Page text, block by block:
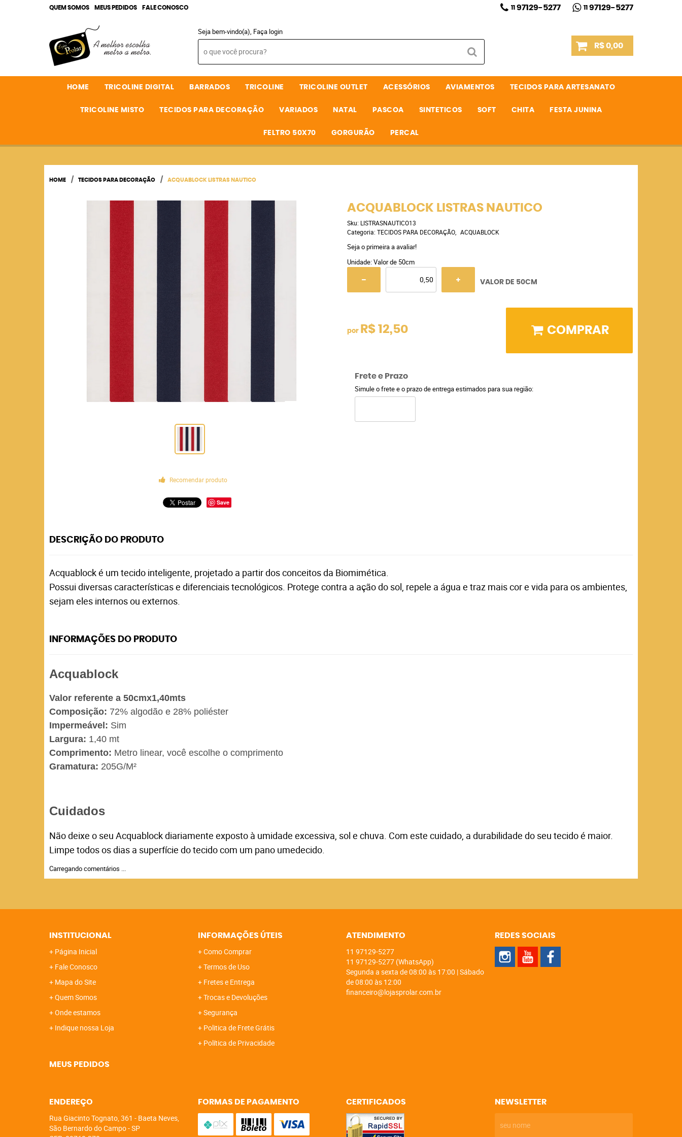
QUEM SOMOS MEUS PEDIDOS FALE CONOSCO 1197129-5277 1197129-5277
Seja bem-vindo(a), Faça login
R$ 0,00
HOME TRICOLINE DIGITAL BARRADOS TRICOLINE TRICOLINE OUTLET ACESSÓRIOS AVIAMENTOS TECIDOS PARA ARTESANATO
TRICOLINE MISTO TECIDOS PARA DECORAÇÃO VARIADOS NATAL PASCOA SINTETICOS SOFT CHITA FESTA JUNINA
FELTRO 50X70 GORGURÃO PERCAL
HOME TECIDOS PARA DECORAÇÃO ACQUABLOCK LISTRAS NAUTICO
Recomendar produto
Save
ACQUABLOCK LISTRAS NAUTICO
Sku: LISTRASNAUTICO13
Categoria: TECIDOS PARA DECORAÇÃO ACQUABLOCK
Seja o primeira a avaliar!
Unidade: Valor de 50cm
VALOR DE 50CM
por R$ 12,50 COMPRAR
Frete e Prazo
Simule o frete e o prazo de entrega estimados para sua região:
DESCRIÇÃO DO PRODUTO
Acquablock é um tecido inteligente, projetado a partir dos conceitos da Biomimética.
Possui diversas características e diferenciais tecnológicos. Protege contra a ação do sol, repele a água e traz mais cor e vida para os ambientes,
sejam eles internos ou externos.
INFORMAÇÕES DO PRODUTO
Acquablock
Valor referente a 50cmx1,40mts
Composição: 72% algodão e 28% poliéster
Impermeável: Sim
Largura: 1,40 mt
Comprimento: Metro linear, você escolhe o comprimento
Gramatura: 205G/M²
Cuidados
Não deixe o seu Acquablock diariamente exposto à umidade excessiva, sol e chuva. Com este cuidado, a durabilidade do seu tecido é maior.
Limpe todos os dias a superfície do tecido com um pano umedecido.
Carregando comentários ...
INSTITUCIONAL
Página Inicial
Fale Conosco
Mapa do Site
Quem Somos
Onde estamos
Indique nossa Loja
INFORMAÇÕES ÚTEIS
Como Comprar
Termos de Uso
Fretes e Entrega
Trocas e Devoluções
Segurança
Politica de Frete Grátis
Política de Privacidade
MEUS PEDIDOS
ATENDIMENTO
11 97129-5277
11 97129-5277 (WhatsApp)
Segunda a sexta de 08:00 às 17:00 | Sábado
de 08:00 às 12:00
financeiro@lojasprolar.com.br
REDES SOCIAIS
ENDEREÇO
Rua Giacinto Tognato, 361 - Baeta Neves,
São Bernardo do Campo-SP
FORMAS DE PAGAMENTO CERTIFICADOS NEWSLETTER